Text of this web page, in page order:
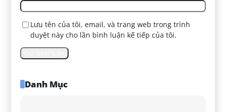
Lưu tên của tôi, email, và trang web trong trình
duyệt này cho lần bình luận kế tiếp của tôi.
Danh Mục